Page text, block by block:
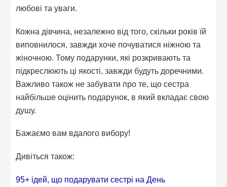
любові та уваги.
Кожна дівчина, незалежно від того, скільки років їй
виповнилося, завжди хоче почуватися ніжною та
жіночною. Тому подарунки, які розкривають та
підкреслюють ці якості, завжди будуть доречними.
Важливо також не забувати про те, що сестра
найбільше оцінить подарунок, в який вкладає свою
душу.
Бажаємо вам вдалого вибору!
Дивіться також:
95+ ідей, що подарувати сестрі на День